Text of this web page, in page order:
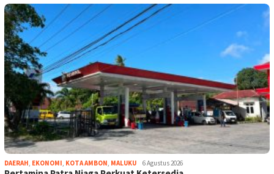
DAERAH, EKONOMI, KOTA AMBON, MALUKU 6 Agustus 2026